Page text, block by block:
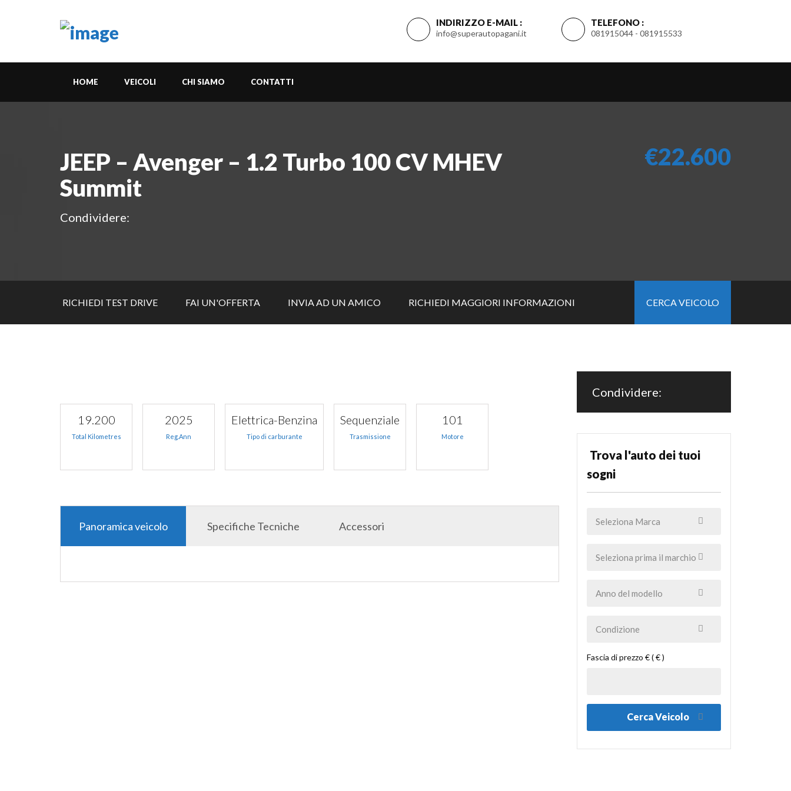
INDIRIZZO E-MAIL :
info@superautopagani.it
TELEFONO :
081915044 - 081915533
HOME VEICOLI CHI SIAMO CONTATTI
JEEP – Avenger – 1.2 Turbo 100 CV MHEV
Summit
Condividere:
€22.600
CERCA VEICOLO
RICHIEDI TEST DRIVE FAI UN'OFFERTA INVIA AD UN AMICO RICHIEDI MAGGIORI INFORMAZIONI
19.200
Total Kilometres
2025
Reg.Ann
Elettrica-Benzina
Tipo di carburante
Sequenziale
Trasmissione
101
Motore
Panoramica veicolo Specifiche Tecniche Accessori
Condividere:
Trova l'auto dei tuoi
sogni
Fascia di prezzo € ( € )
Cerca Veicolo